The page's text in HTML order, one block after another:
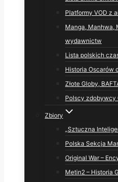
Platformy VOD z
Manga, Manhwa,
wydawnictw
Lista polskich
Historia Oscarów
Złote Globy,
Polscy zdobywcy
Zbiory
„Sztuczna
Polska Sekcja
Original War –
Metin2 – Historia